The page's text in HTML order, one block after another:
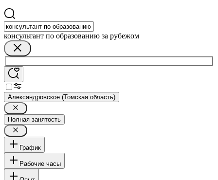
консультант по образованию за рубежом
Александровское (Томская область)
Полная занятость
График
Рабочие часы